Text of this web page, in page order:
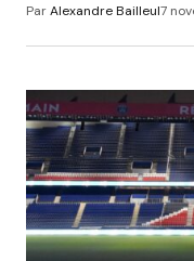
ParAlexandre Bailleul7